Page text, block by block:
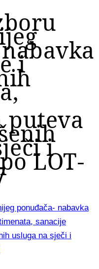
i
i
LOT-
ponuđača- nabavka
sanacije
usluga na sječi i